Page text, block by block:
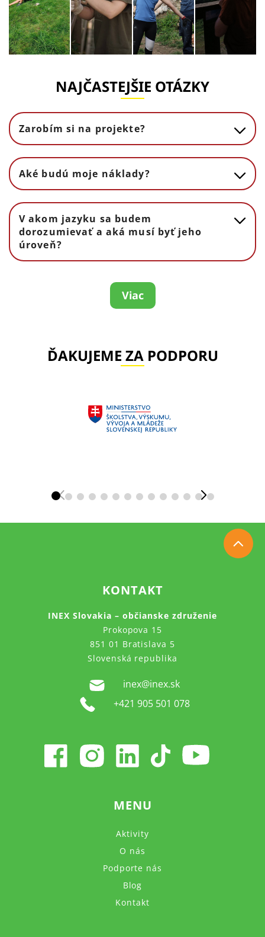
NAJČASTEJŠIE OTÁZKY
Zarobím si na projekte?
Aké budú moje náklady?
V akom jazyku sa budem
dorozumievať a aká musí byť jeho
úroveň?
Viac
ĎAKUJEME ZA PODPORU
KONTAKT
INEX Slovakia – občianske združenie
Prokopova 15
851 01 Bratislava 5
Slovenská republika
inex@inex.sk
+421 905 501 078
MENU
Aktivity
O nás
Podporte nás
Blog
Kontakt